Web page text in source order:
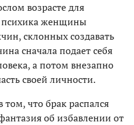
возрасте для
психика женщины
склонных создавать
сначала подает себя
а потом внезапно
своей личности.
что брак распался
об избавлении от